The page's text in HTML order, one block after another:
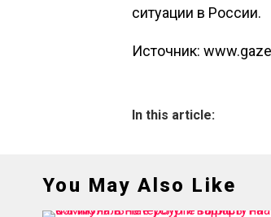
ситуации в России.
Источник:
In this article:
You May Also Like